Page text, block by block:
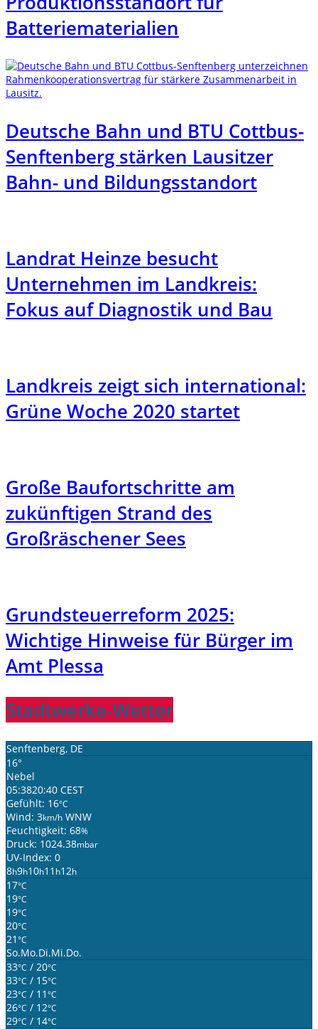
Batteriematerialien
Deutsche Bahn und BTU Cottbus-
Senftenberg stärken Lausitzer
Bahn- und Bildungsstandort
Landrat Heinze besucht
Unternehmen im Landkreis:
Fokus auf Diagnostik und Bau
Landkreis zeigt sich international:
Grüne Woche 2020 startet
Große Baufortschritte am
zukünftigen Strand des
Großräschener Sees
Grundsteuerreform 2025:
Wichtige Hinweise für Bürger im
Amt Plessa
Stadtwerke-Wetter
Senftenberg, DE
16°
Nebel
05:3820:40 CEST
Gefühlt: 16°C
Wind: 3km/h WNW
Feuchtigkeit: 68%
Druck: 1024.38mbar
UV-Index: 0
8h9h10h11 h12h
17°C
19°C
19°C
20°C
21 °C
So.Mo.Di.Mi.Do.
33°C / 20°C
33°C / 15°C
23°C / 11 °C
26°C / 12°C
29°C / 14°C